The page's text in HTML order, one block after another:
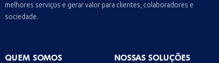
melhores serviços e gerar valor para clientes, colaboradores e
sociedade.
QUEM SOMOS NOSSAS SOLUÇÕES